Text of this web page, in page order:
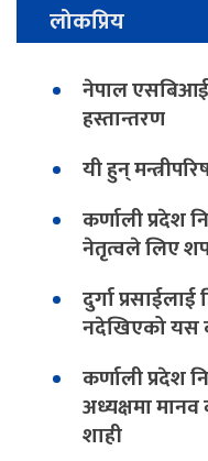
लोकप्रिय
नेपाल एसबिआई
हस्तान्तरण
यी हुन्
कर्णाली प्रदेश
नेतृत्वले लिए
दुर्गा
नदेखिएको यस
कर्णाली प्रदेश
अध्यक्षमा
शाही